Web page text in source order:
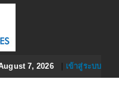
7, 2026| เข้าสู่ระบบ